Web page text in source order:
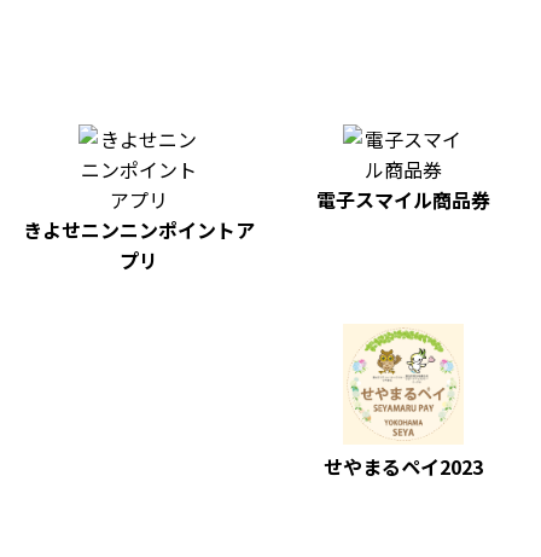
きよせニンニンポイントア
プリ
電子スマイル商品券
せやまるペイ2023